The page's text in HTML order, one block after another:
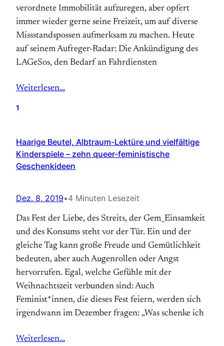
verordnete Immobilität aufzuregen, aber opfert
immer wieder gerne seine Freizeit, um auf diverse
Missstandspossen aufmerksam zu machen. Heute
auf seinem Aufreger-Radar: Die Ankündigung des
LAGeSos, den Bedarf an Fahrdiensten
Weiterlesen…
1
Haarige Beutel, Albtraum-Lektüre und vielfältige
Kinderspiele – zehn queer-feministische
Geschenkideen
Dez. 8, 2019•4 Minuten Lesezeit
Das Fest der Liebe, des Streits, der Gem_Einsamkeit
und des Konsums steht vor der Tür. Ein und der
gleiche Tag kann große Freude und Gemütlichkeit
bedeuten, aber auch Augenrollen oder Angst
hervorrufen. Egal, welche Gefühle mit der
Weihnachtszeit verbunden sind: Auch
Feminist*innen, die dieses Fest feiern, werden sich
irgendwann im Dezember fragen: „Was schenke ich
Weiterlesen…